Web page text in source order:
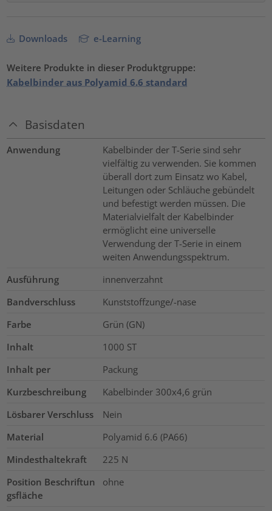
Downloads e-Learning
Weitere Produkte in dieser Produktgruppe:
Kabelbinder aus Polyamid 6.6 standard
Basisdaten
Anwendung
Kabelbinder der T-Serie sind sehr
vielfältig zu verwenden. Sie kommen
überall dort zum Einsatz wo Kabel,
Leitungen oder Schläuche gebündelt
und befestigt werden müssen. Die
Materialvielfalt der Kabelbinder
ermöglicht eine universelle
Verwendung der T-Serie in einem
weiten Anwendungsspektrum.
Ausführung
innenverzahnt
Bandverschluss
Kunststoffzunge/-nase
Farbe
Grün (GN)
Inhalt
1000 ST
Inhalt per
Packung
Kurzbeschreibung
Kabelbinder 300x4,6 grün
Lösbarer Verschluss
Nein
Material
Polyamid 6.6 (PA66)
Mindesthaltekraft
225 N
Position Beschriftun
gsfläche
ohne